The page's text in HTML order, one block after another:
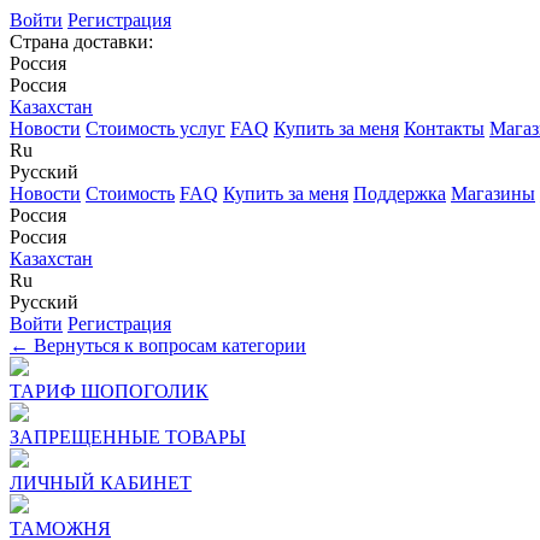
Войти Регистрация
Страна доставки:
Россия
Россия
Казахстан
Новости Стоимость услуг FAQ Купить за меня Контакты
Ru
Русский
Новости Стоимость FAQ Купить за меня Поддержка Магазины
Россия
Россия
Казахстан
Ru
Русский
Войти Регистрация
← Вернуться к вопросам категории
ТАРИФ ШОПОГОЛИК
ЗАПРЕЩЕННЫЕ ТОВАРЫ
ЛИЧНЫЙ КАБИНЕТ
ТАМОЖНЯ